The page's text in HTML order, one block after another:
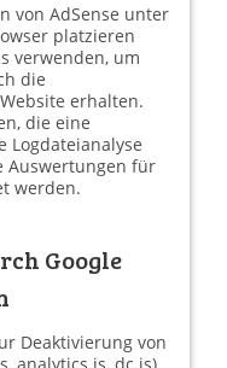
von AdSense unter
platzieren
verwenden, um
die
erhalten.
die eine
Logdateianalyse
Auswertungen für
werden.
Google
Deaktivierung von